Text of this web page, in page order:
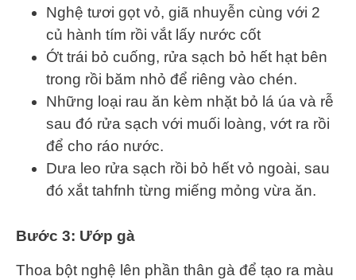
Nghệ tươi gọt vỏ, giã nhuyễn cùng với 2
củ hành tím rồi vắt lấy nước cốt
Ớt trái bỏ cuống, rửa sạch bỏ hết hạt bên
trong rồi băm nhỏ để riêng vào chén.
Những loại rau ăn kèm nhặt bỏ lá úa và rễ
sau đó rửa sạch với muối loàng, vớt ra rồi
để cho ráo nước.
Dưa leo rửa sạch rồi bỏ hết vỏ ngoài, sau
đó xắt tahfnh từng miếng mỏng vừa ăn.
Bước 3: Ướp gà
Thoa bột nghệ lên phần thân gà để tạo ra màu